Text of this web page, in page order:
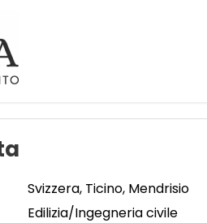
Svizzera, Ticino, Mendrisio
Edilizia/Ingegneria civile